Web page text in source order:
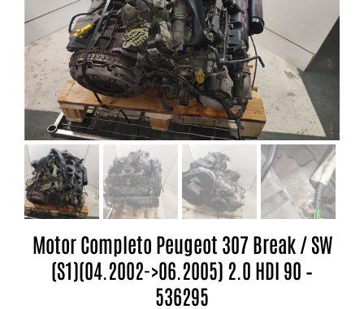
Motor Completo Peugeot 307 Break / SW
(S1)(04.2002->06.2005) 2.0 HDI 90 –
536295